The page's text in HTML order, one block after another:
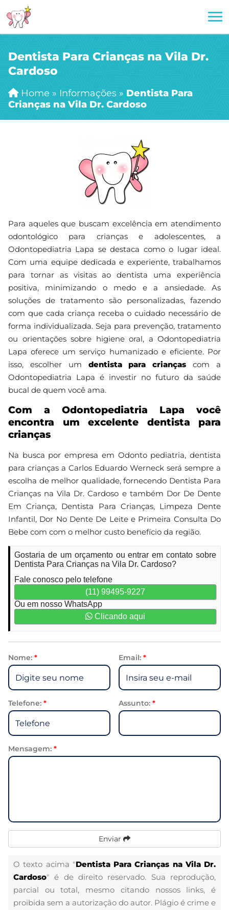
Dentista Para Crianças na Vila Dr.
Cardoso
Home » Informações » Dentista Para
Crianças na Vila Dr. Cardoso
Para aqueles que buscam excelência em atendimento
odontológico para crianças e adolescentes, a
Odontopediatria Lapa se destaca como o lugar ideal.
Com uma equipe dedicada e experiente, trabalhamos
para tornar as visitas ao dentista uma experiência
positiva, minimizando o medo e a ansiedade. As
soluções de tratamento são personalizadas, fazendo
com que cada criança receba o cuidado necessário de
forma individualizada. Seja para prevenção, tratamento
ou orientações sobre higiene oral, a Odontopediatria
Lapa oferece um serviço humanizado e eficiente. Por
isso, escolher um dentista para crianças com a
Odontopediatria Lapa é investir no futuro da saúde
bucal de quem você ama.
Com a Odontopediatria Lapa você
encontra um excelente dentista para
crianças
Na busca por empresa em Odonto pediatria, dentista
para crianças a Carlos Eduardo Werneck será sempre a
escolha de melhor qualidade, fornecendo Dentista Para
Crianças na Vila Dr. Cardoso e também Dor De Dente
Em Criança, Dentista Para Crianças, Limpeza Dente
Infantil, Dor No Dente De Leite e Primeira Consulta Do
Bebe com com o melhor custo benefício da região.
Gostaria de um orçamento ou entrar em contato sobre
Dentista Para Crianças na Vila Dr. Cardoso?
Fale conosco pelo telefone
(11) 99495-9227
Ou em nosso WhatsApp
Clicando aqui
Nome: * Email: *
Telefone: * Assunto: *
Mensagem: *
Enviar
O texto acima "Dentista Para Crianças na Vila Dr.
Cardoso" é de direito reservado. Sua reprodução,
parcial ou total, mesmo citando nossos links, é
proibida sem a autorização do autor. Plágio é crime e